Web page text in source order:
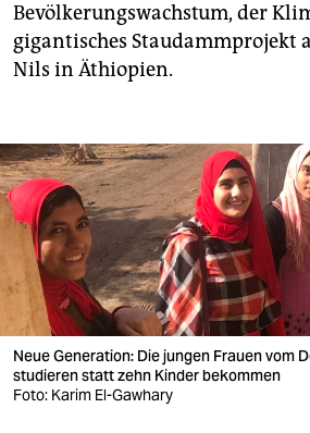
Bevölkerungswachstum, der
gigantisches Staudammprojekt
Nils in Äthiopien.
Neue Generation: Die jungen Frauen vom
studieren statt zehn Kinder bekommen
Foto: Karim El-Gawhary